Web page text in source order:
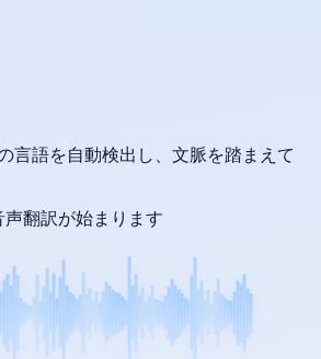
言語を自動検出し、文脈を踏まえて
翻訳が始まります